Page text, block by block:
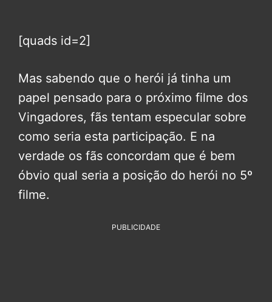
[quads id=2]
Mas sabendo que o herói já tinha um
papel pensado para o próximo filme dos
Vingadores, fãs tentam especular sobre
como seria esta participação. E na
verdade os fãs concordam que é bem
óbvio qual seria a posição do herói no 5º
filme.
PUBLICIDADE